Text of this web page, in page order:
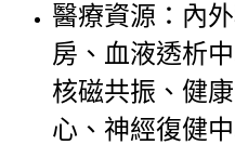
醫療資源：內
房、血液透析
核磁共振、健
心、神經復健